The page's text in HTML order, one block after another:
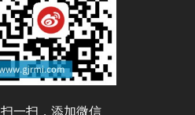
扫一扫，添加微信